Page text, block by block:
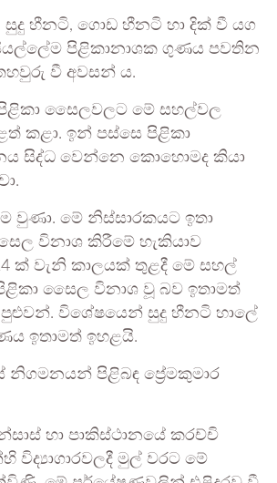
සුදු හීනටි, ගොඩ හීනටි හා දික් වී යග
පිළිකානාශක ගුණය පවතින
වී අවසන් ය.
පිළිකා සෛලවලට මේ සහල්වල
කළා. ඉන් පස්සෙ පිළිකා
සිද්ධ වෙන්නෙ කොහොමද කියා
වුණා. මේ නිස්සාරකයට ඉතා
විනාශ කිරීමේ හැකියාව
ක් වැනි කාලයක් තුළදී මේ සහල්
සෛල විනාශ වූ බව ඉතාමත්
විශේෂයෙන් සුදු හීනටි හාලේ
ඉතාමත් ඉහළයි.
නිගමනයන් පිළිබඳ ප්‍රේමකුමාර
හා පාකිස්ථානයේ කරච්චි
විද්‍යාගාරවලදී මුල් වරට මේ